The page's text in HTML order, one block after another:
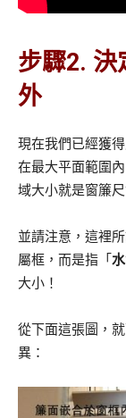
步驟2. 決
外
現在我們已經獲
在最大平面範圍
域大小就是窗簾尺
並請注意，這裡
屬框，而是指「
大小！
從下面這張圖，
異：